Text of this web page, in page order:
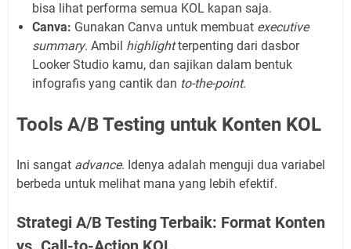
bisa lihat performa semua KOL kapan saja.
Canva: Gunakan Canva untuk membuat executive
summary. Ambil highlightterpenting dari dasbor
Looker Studio kamu, dan sajikan dalam bentuk
infografis yang cantik dan to-the-point.
Tools A/B Testing untuk Konten KOL
Ini sangat advance. Idenya adalah menguji dua variabel
berbeda untuk melihat mana yang lebih efektif.
Strategi A/B Testing Terbaik: Format Konten